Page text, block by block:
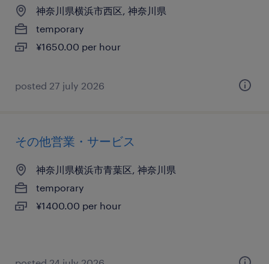
神奈川県横浜市西区, 神奈川県
temporary
¥1650.00 per hour
posted 27 july 2026
その他営業・サービス
神奈川県横浜市青葉区, 神奈川県
temporary
¥1400.00 per hour